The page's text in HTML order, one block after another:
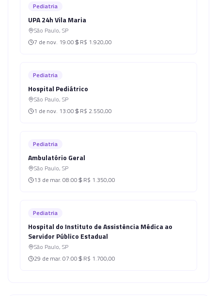
Pediatria
UPA 24h Vila Maria
São Paulo, SP
7 de nov. 19:00 R$ 1.920,00
Pediatria
Hospital Pediátrico
São Paulo, SP
1 de nov. 13:00 R$ 2.550,00
Pediatria
Ambulatório Geral
São Paulo, SP
13 de mar. 08:00 R$ 1.350,00
Pediatria
Hospital do Instituto de Assistência Médica ao
Servidor Público Estadual
São Paulo, SP
29 de mar. 07:00 R$ 1.700,00